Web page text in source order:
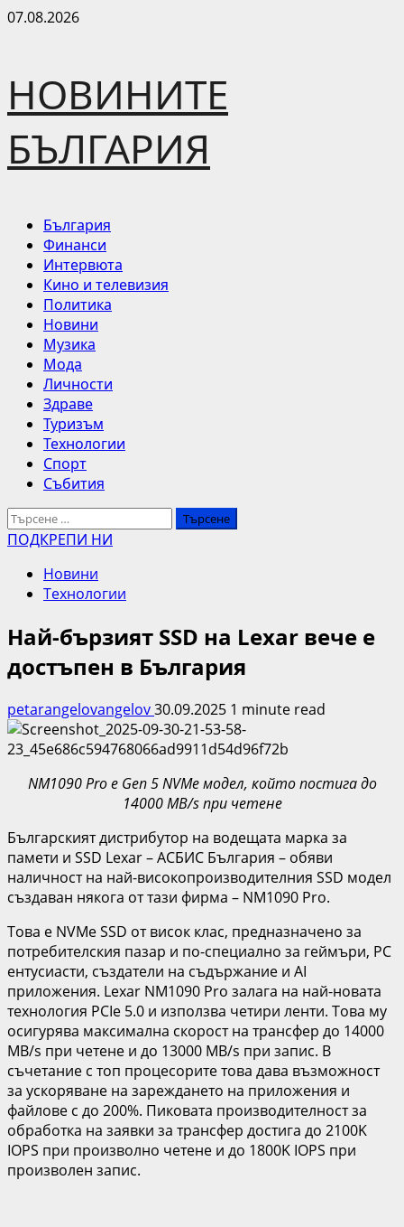
Skip
07.08.2026
НОВИНИТЕ
БЪЛГАРИЯ
Primary
Menu
България
Финанси
Интервюта
Кино и телевизия
Политика
Новини
Музика
Мода
Личности
Здраве
Туризъм
Технологии
Спорт
Събития
Търсене
за:
ПОДКРЕПИ НИ
Новини
Технологии
Най-бързият SSD на Lexar вече е
достъпен в България
petarangelovangelov30.09.2025 1 minute read
NM1090 Pro е Gen 5 NVMe модел, който постига до
14000MB/s при четене
Българският дистрибутор на водещата марка за
памети и SSD Lexar – АСБИС България – обяви
наличност на най-високопроизводителния SSD модел
създаван някога от тази фирма – NM1090 Pro.
Това е NVMe SSD от висок клас, предназначено за
потребителския пазар и по-специално за геймъри, PC
ентусиасти, създатели на съдържание и AI
приложения. Lexar NM1090 Pro залага на най-новата
технология PCIe 5.0 и използва четири ленти. Това му
осигурява максимална скорост на трансфер до 14000
MB/s при четене и до 13000 MB/s при запис. В
съчетание с топ процесорите това дава възможност
за ускоряване на зареждането на приложения и
файлове с до 200%. Пиковата производителност за
обработка на заявки за трансфер достига до 2100K
IOPS при произволно четене и до 1800K IOPS при
произволен запис.